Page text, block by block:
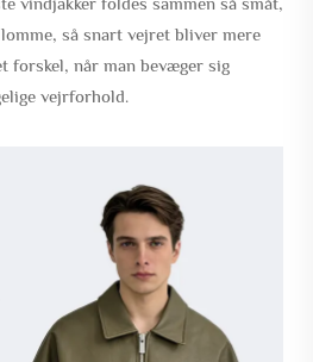
så snart vejret bliver mere
forskel, når man bevæger sig
vejrforhold.